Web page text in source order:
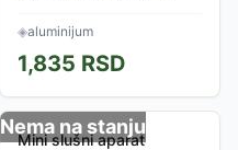
podesivom visinom od 81-91
◈aluminijum
1,835 RSD
Nema na stanju
Mini slušni aparat